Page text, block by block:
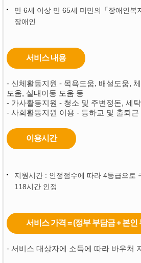
만 6세 이상 만 65세 미만의「장애인복
장애인
서비스 내용
- 신체활동지원 - 목욕도움, 배설도움,
도움, 실내이동 도움 등
- 가사활동지원 - 청소 및 주변정돈, 세
- 사회활동지원 이용 - 등하교 및 출퇴
이용시간
지원시간 : 인정점수에 따라 4등급으로
118시간 인정
서비스 가격 = (정부 부담금 + 본인
- 서비스 대상자에 소득에 따라 바우처